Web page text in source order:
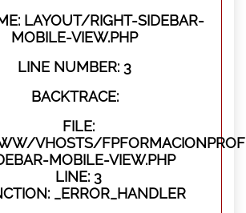
LAYOUT/RIGHT-SIDEBAR-
MOBILE-VIEW.PHP
LINE NUMBER: 3
BACKTRACE:
FILE:
VHOSTS/
MOBILE-VIEW.PHP
LINE: 3
_ERROR_HANDLER